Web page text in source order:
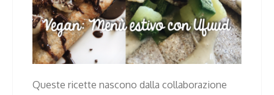
Queste ricette nascono dalla collaborazione